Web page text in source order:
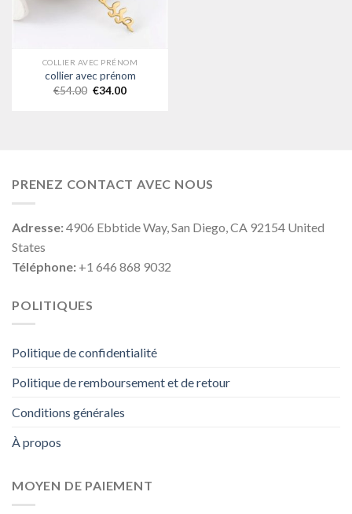
COLLIER AVEC PRÉNOM
collier avec prénom
€54.00 €34.00
PRENEZ CONTACT AVEC NOUS
Adresse:4906 Ebbtide Way, San Diego, CA 92154 United
States
Téléphone: +1 646 868 9032
POLITIQUES
Politique de confidentialité
Politique de remboursement et de retour
Conditions générales
À propos
MOYEN DE PAIEMENT